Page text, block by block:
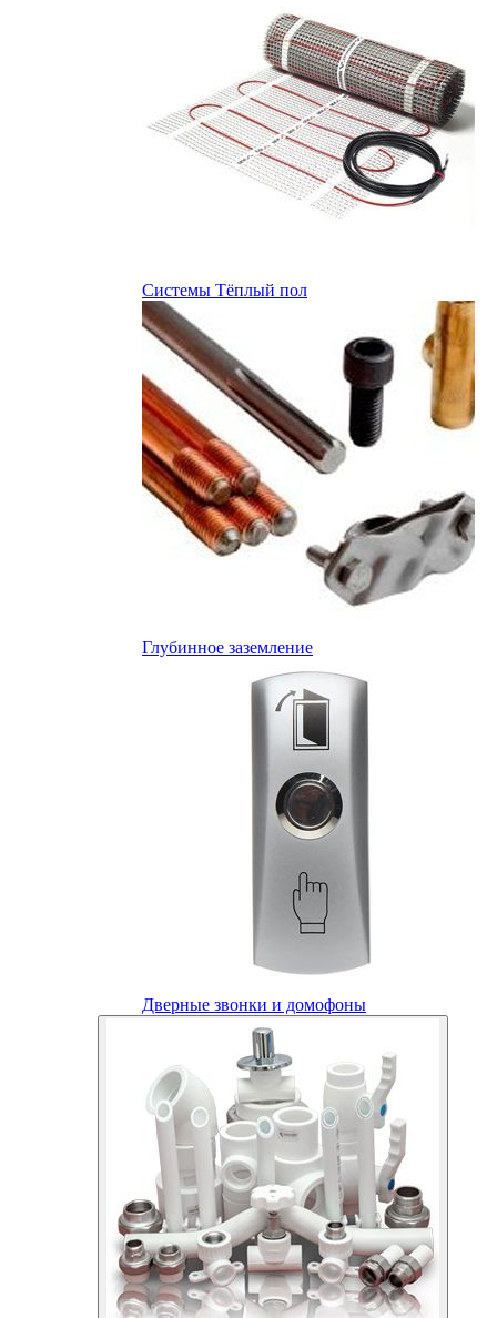
Системы Тёплый пол
Глубинное заземление
Дверные звонки и домофоны